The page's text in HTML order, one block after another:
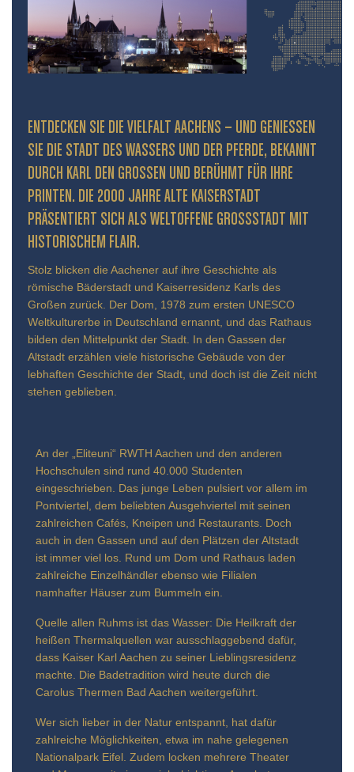
ENTDECKEN SIE DIE VIELFALT AACHENS – UND GENIESSEN S
IE DIE STADT DES WASSERS UND DER PFERDE, BEKANNT D
URCH KARL DEN GROSSEN UND BERÜHMT FÜR IHRE PR
INTEN. DIE 2000 JAHRE ALTE KAISERSTADT PR
ÄSENTIERT SICH ALS WELTOFFENE GROSSSTADT MIT HIS
TORISCHEM FLAIR.
Stolz blicken die Aachener auf ihre Geschichte als
römische Bäderstadt und Kaiserresidenz Karls des
Großen zurück. Der Dom, 1978 zum ersten UNESCO
Weltkulturerbe in Deutschland ernannt, und das Rathaus
bilden den Mittelpunkt der Stadt. In den Gassen der
Altstadt erzählen viele historische Gebäude von der
lebhaften Geschichte der Stadt, und doch ist die Zeit nicht
stehen geblieben.
An der „Eliteuni“ RWTH Aachen und den anderen
Hochschulen sind rund 40.000 Studenten
eingeschrieben. Das junge Leben pulsiert vor allem im
Pontviertel, dem beliebten Ausgehviertel mit seinen
zahlreichen Cafés, Kneipen und Restaurants. Doch
auch in den Gassen und auf den Plätzen der Altstadt
ist immer viel los. Rund um Dom und Rathaus laden
zahlreiche Einzelhändler ebenso wie Filialen
namhafter Häuser zum Bummeln ein.
Quelle allen Ruhms ist das Wasser: Die Heilkraft der
heißen Thermalquellen war ausschlaggebend dafür,
dass Kaiser Karl Aachen zu seiner Lieblingsresidenz
machte. Die Badetradition wird heute durch die
Carolus Thermen Bad Aachen weitergeführt.
Wer sich lieber in der Natur entspannt, hat dafür
zahlreiche Möglichkeiten, etwa im nahe gelegenen
Nationalpark Eifel. Zudem locken mehrere Theater